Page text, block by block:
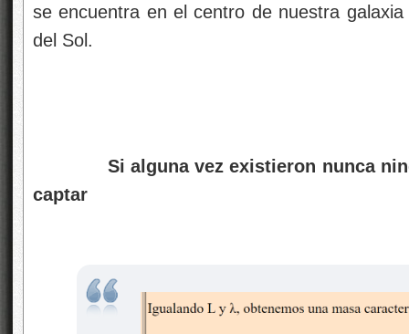
se encuentra en el centro de nuestra
del Sol.
Si alguna vez existieron nunca
captar